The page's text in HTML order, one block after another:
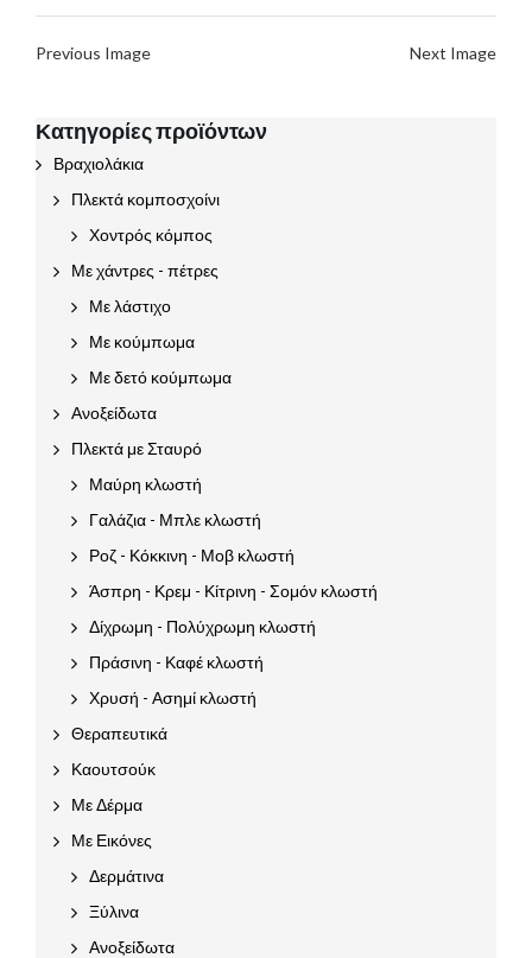
Previous Image Next Image
Κατηγορίες προϊόντων
Βραχιολάκια
Πλεκτά κομποσχοίνι
Χοντρός κόμπος
Με χάντρες - πέτρες
Με λάστιχο
Με κούμπωμα
Με δετό κούμπωμα
Ανοξείδωτα
Πλεκτά με Σταυρό
Μαύρη κλωστή
Γαλάζια - Μπλε κλωστή
Ροζ - Κόκκινη - Μοβ κλωστή
Άσπρη - Κρεμ - Κίτρινη - Σομόν κλωστή
Δίχρωμη - Πολύχρωμη κλωστή
Πράσινη - Καφέ κλωστή
Χρυσή - Ασημί κλωστή
Θεραπευτικά
Καουτσούκ
Με Δέρμα
Με Εικόνες
Δερμάτινα
Ξύλινα
Ανοξείδωτα